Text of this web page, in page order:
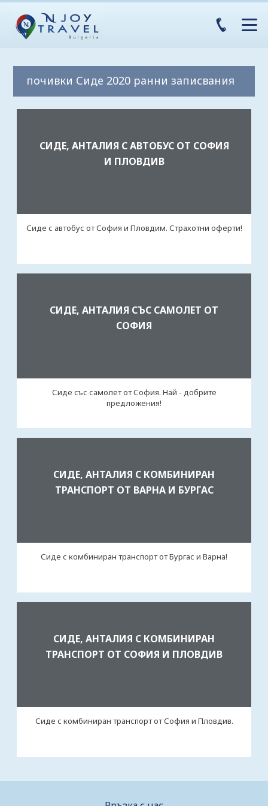
почивки Сиде 2020 ранни записвания
СИДЕ, АНТАЛИЯ С АВТОБУС ОТ СОФИЯ
И ПЛОВДИВ
Сиде с автобус от София и Пловдим. Страхотни оферти!
СИДЕ, АНТАЛИЯ СЪС САМОЛЕТ ОТ
СОФИЯ
Сиде със самолет от София. Най - добрите
предложения!
СИДЕ, АНТАЛИЯ С КОМБИНИРАН
ТРАНСПОРТ ОТ ВАРНА И БУРГАС
Сиде с комбиниран транспорт от Бургас и Варна!
СИДЕ, АНТАЛИЯ С КОМБИНИРАН
ТРАНСПОРТ ОТ СОФИЯ И ПЛОВДИВ
Сиде с комбиниран транспорт от София и Пловдив.